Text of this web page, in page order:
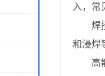
入，常
焊接
和浸焊
高能